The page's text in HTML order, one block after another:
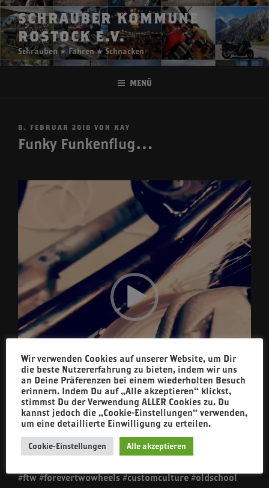
Zum
Inhalt
springen
SCHRAUBER KOMMUNE
ROSTOCK E.V.
Schrauben ★ Fahren ★ Schnacken
Menü
VERÖFFENTLICHT
8. FEBRUAR 2018 VON KAY
Funky Funkenflug…
Video-
Player
00:00 00:05
Funky #Funkenflug in der #SKR #Werkstatt. Der Halter
#ftw #forevertwowheels #customculture #oldschool
Wir verwenden Cookies auf unserer Website, um Dir
die beste Nutzererfahrung zu bieten, indem wir uns
an Deine Präferenzen bei einem wiederholten Besuch
erinnern. Indem Du auf „Alle akzeptieren“ klickst,
stimmst Du der Verwendung ALLER Cookies zu. Du
kannst jedoch die „Cookie-Einstellungen“ verwenden,
um eine detaillierte Einwilligung zu erteilen.
Cookie-Einstellungen Alle akzeptieren